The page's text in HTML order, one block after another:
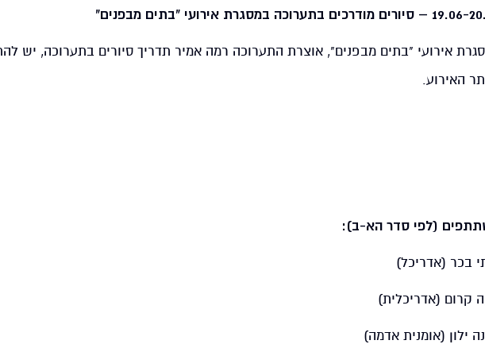
מודרכים בתערוכה במסגרת אירועי "בתים מבפנים"
אירועי "בתים מבפנים", אוצרת התערוכה רמה אמיר תדריך סיורים בתערוכה, יש
האירוע.
(לפי סדר הא-ב):
בכר (אדריכל)
קרום (אדריכלית)
ילון (אומנית אדמה)